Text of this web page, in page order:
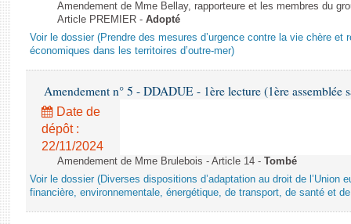
Amendement de Mme Bellay, rapporteure et les membres du
Article PREMIER - Adopté
Voir le dossier (Prendre des mesures d’urgence contre la vie chère et
économiques dans les territoires d’outre-mer)
Amendement n° 5 - DDADUE - 1ère lecture (1ère assemblée
Date de
dépôt :
22/11/2024
Amendement de Mme Brulebois - Article 14 - Tombé
Voir le dossier (Diverses dispositions d’adaptation au droit de l’Union
financière, environnementale, énergétique, de transport, de santé et